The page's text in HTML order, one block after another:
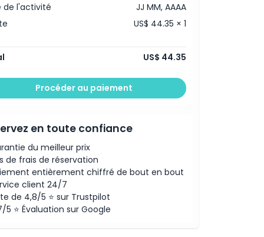
de l'activité
JJ MM, AAAA
US$ 44.35 × 1
US$ 44.35
Procéder au paiement
en toute confiance
du meilleur prix
de frais de réservation
entièrement chiffré de bout en bout
client 24/7
de 4,8/5 ⭐ sur Trustpilot
5 ⭐ Évaluation sur Google